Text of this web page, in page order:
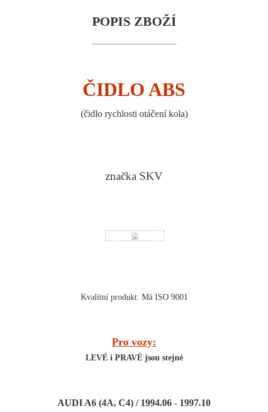
POPIS ZBOŽÍ
ČIDLO ABS
(čidlo rychlosti otáčení kola)
značka SKV
Kvalitní produkt. Má ISO 9001
Pro vozy:
LEVÉ i PRAVÉ jsou stejné
AUDI A6 (4A, C4) / 1994.06 - 1997.10